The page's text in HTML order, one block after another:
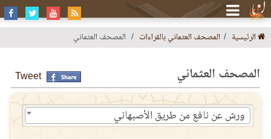
الرئيسية المصحف العثماني بالقراءات المصحف العثماني
المصحف العثماني Tweet
ورش عن نافع من طريق الأصبهاني